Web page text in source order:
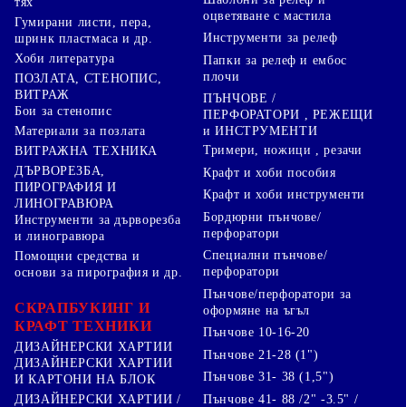
Гумирани листи, пера,
шринк пластмаса и др.
Хоби литература
ПОЗЛАТА, СТЕНОПИС,
ВИТРАЖ
Бои за стенопис
Материали за позлата
ВИТРАЖНА ТЕХНИКА
ДЪРВОРЕЗБА,
ПИРОГРАФИЯ И
ЛИНОГРАВЮРА
Инструменти за дърворезба
и линогравюра
Помощни средства и
основи за пирография и др.
СКРАПБУКИНГ И
КРАФТ ТЕХНИКИ
ДИЗАЙНЕРСКИ ХАРТИИ
ДИЗАЙНЕРСКИ ХАРТИИ
И КАРТОНИ НА БЛОК
ДИЗАЙНЕРСКИ ХАРТИИ /
оцветяване с мастила
Инструменти за релеф
Папки за релеф и ембос
плочи
ПЪНЧОВЕ /
ПЕРФОРАТОРИ , РЕЖЕЩИ
и ИНСТРУМЕНТИ
Тримери, ножици , резачи
Крафт и хоби пособия
Крафт и хоби инструменти
Бордюрни пънчове/
перфоратори
Специални пънчове/
перфоратори
Пънчове/перфоратори за
оформяне на ъгъл
Пънчове 10-16-20
Пънчове 21-28 (1")
Пънчове 31- 38 (1,5")
Пънчове 41- 88 /2" -3.5" /